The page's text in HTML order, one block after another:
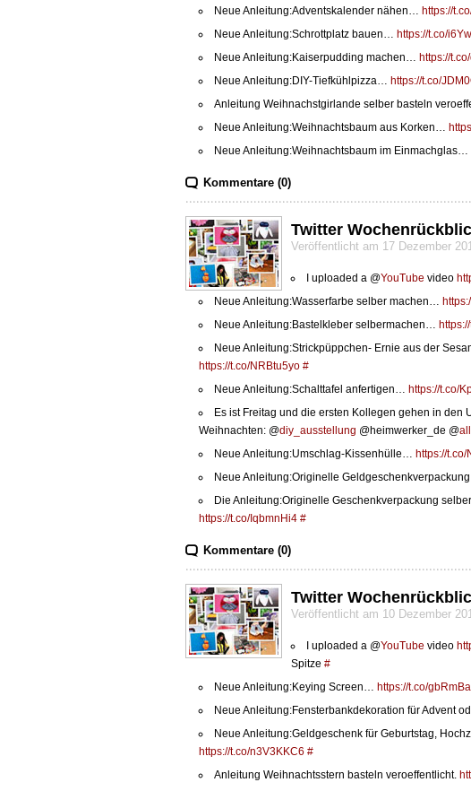
Neue Anleitung:Adventskalender nähen… https://
Neue Anleitung:Schrottplatz bauen… https://t.co/
Neue Anleitung:Kaiserpudding machen… https://
Neue Anleitung:DIY-Tiefkühlpizza… https://t.co/
Anleitung Weihnachstgirlande selber basteln
Neue Anleitung:Weihnachtsbaum aus Korken…
Neue Anleitung:Weihnachtsbaum im Einmachglas…
Kommentare (0)
Twitter
Veröffentlicht am 17 Dezember
I uploaded a @YouTube video
Neue Anleitung:Wasserfarbe selber machen…
Neue Anleitung:Bastelkleber selbermachen…
Neue Anleitung:Strickpüppchen- Ernie aus der
https://t.co/NRBtu5yo #
Neue Anleitung:Schalttafel anfertigen… https://t.co/
Es ist Freitag und die ersten Kollegen gehen in den
Weihnachten: @diy_ausstellung @heimwerker_de @all
Neue Anleitung:Umschlag-Kissenhülle… https://
Neue Anleitung:Originelle
Die Anleitung:Originelle Geschenkverpackung
https://t.co/IqbmnHi4 #
Kommentare (0)
Twitter
Veröffentlicht am 10 Dezember
I uploaded a @YouTube video
Spitze #
Neue Anleitung:Keying Screen… https://t.co/
Neue Anleitung:Fensterbankdekoration für Advent
Neue Anleitung:Geldgeschenk für Geburtstag,
https://t.co/n3V3KKC6 #
Anleitung Weihnachtsstern basteln veroeffentlicht.